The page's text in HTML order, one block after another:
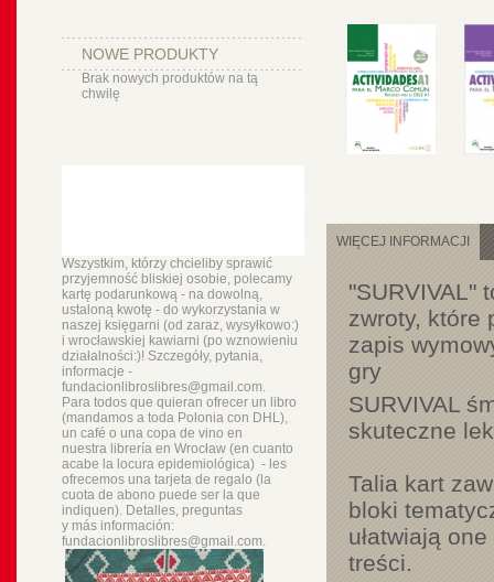
NOWE PRODUKTY
Brak nowych produktów na tą
chwilę
Wszystkim, którzy chcieliby sprawić
przyjemność bliskiej osobie, polecamy
kartę podarunkową - na dowolną,
ustaloną kwotę - do wykorzystania w
naszej księgarni (od zaraz, wysyłkowo:)
i wrocławskiej kawiarni (po wznowieniu
działalności:)! Szczegóły, pytania,
informacje -
fundacionlibroslibres@gmail.com.
Para todos que quieran ofrecer un libro
(mandamos a toda Polonia con DHL),
un café o una copa de vino en
nuestra libreríaen Wrocław (en cuanto
acabe la locura epidemiológica) - les
ofrecemos una tarjeta de regalo (la
cuota de abono puede ser la que
indiquen). Detalles, preguntas
y másinformación:
fundacionlibroslibres@gmail.com.
WIĘCEJ INFORMACJI
"SURVIVAL"
zwroty, które
zapis
gry
SURVIVAL
skuteczne
Talia kart
bloki
ułatwiają
treści.